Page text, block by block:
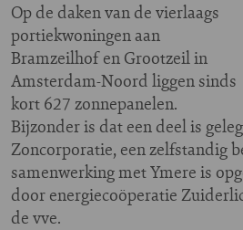
Op de daken van de vierlaags
portiekwoningen aan
Bramzeilhof en Grootzeil in
Amsterdam-Noord liggen sinds
kort 627 zonnepanelen.
Bijzonder is dat een deel is
Zoncorporatie, een zelfstandig
samenwerking met Ymere is
door energiecoöperatie
de vve.